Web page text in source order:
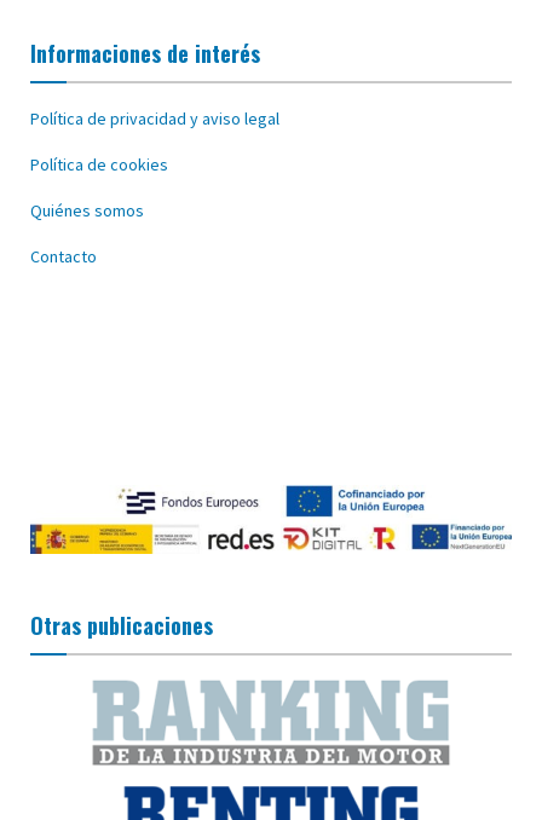
Informaciones de interés
Política de privacidad y aviso legal
Política de cookies
Quiénes somos
Contacto
Otras publicaciones